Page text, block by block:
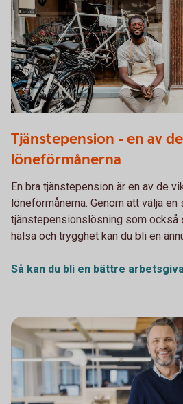
Tjänstepension - en av
löneförmånerna
En bra tjänstepension är en av de
löneförmånerna. Genom att välja en
tjänstepensionslösning som också
hälsa och trygghet kan du bli en
Så kan du bli en bättre